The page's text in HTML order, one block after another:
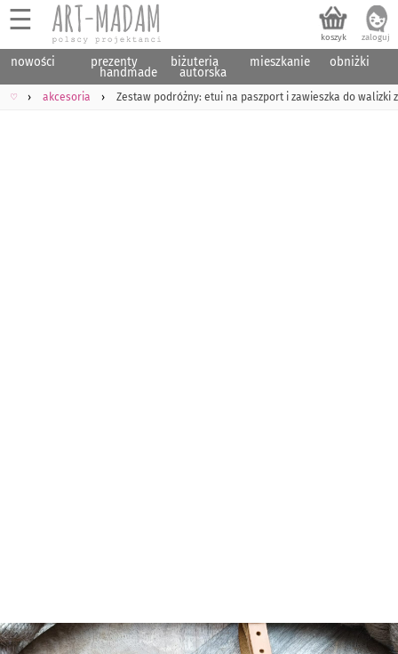
☰
nowości prezenty
handmade
biżuteria
autorska
mieszkanie obniżki
♡ akcesoria Zestaw podróżny: etui na paszport i zawieszka do walizki